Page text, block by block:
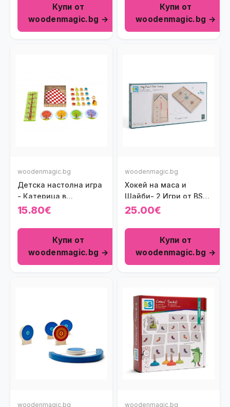
Купи от
woodenmagic.bg →
Купи от
woodenmagic.bg →
woodenmagic.bg
Детска настолна игра
- Катерица в
овошната градина
15.80€
Купи от
woodenmagic.bg →
woodenmagic.bg
Хокей на маса и
Шайби- 2 Игри от BS
Toys
25.00€
Купи от
woodenmagic.bg →
woodenmagic.bg woodenmagic.bg